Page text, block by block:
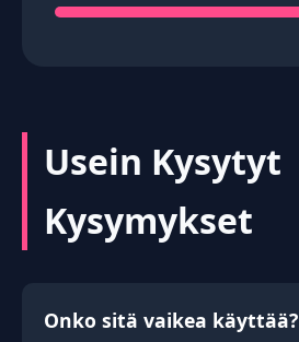
Usein Kysytyt
Kysymykset
Onko sitä vaikea käyttää?